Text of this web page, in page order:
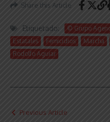
Share this Article
Etiquetado: © Grupo
Estatales
Femicidios Marcha
Rodolfo Aguiar
Previous Article